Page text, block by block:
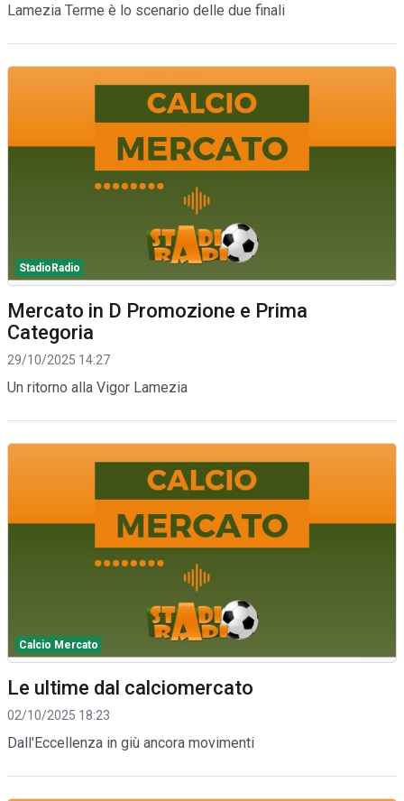
Lamezia Terme è lo scenario delle due finali
StadioRadio
Mercato in D Promozione e Prima
Categoria
29/10/2025 14:27
Un ritorno alla Vigor Lamezia
Calcio Mercato
Le ultime dal calciomercato
02/10/2025 18:23
Dall'Eccellenza in giù ancora movimenti